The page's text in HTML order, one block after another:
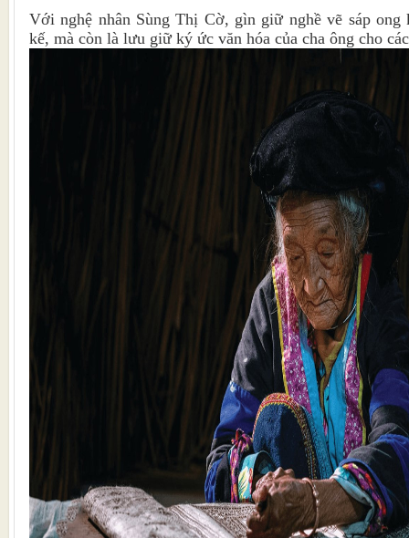
Với nghệ nhân Sùng Thị Cờ, gìn giữ nghề vẽ sáp
kế, mà còn là lưu giữ ký ức văn hóa của cha ông cho